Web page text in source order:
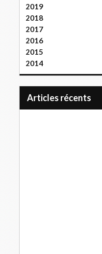
2019
2018
2017
2016
2015
2014
articles récents